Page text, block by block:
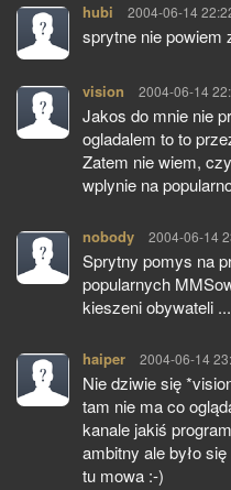
hubi pisze:
2004-06-14
sprytne nie powiem
vision pisze:
2004-06-14
Jakos do mnie nie
ogladalem to to
Zatem nie wiem,
wplynie na
nobody pisze:
2004-06-14
Sprytny pomys na
popularnych
kieszeni obywateli ...
haiper pisze:
2004-06-14
Nie dziwie się
tam nie ma co
kanale jakiś
ambitny ale było
tu mowa :-)